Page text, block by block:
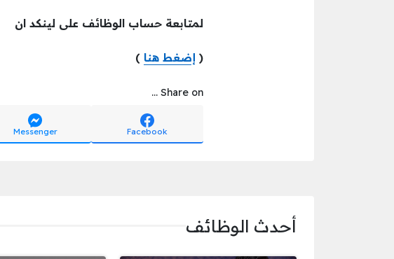
لمتابعة حساب الوظائف على لينكد ان
( إضغط هنا )
Share on ...
Facebook
Messenger
أحدث الوظائف